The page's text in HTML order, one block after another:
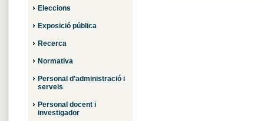
Eleccions
Exposició pública
Recerca
Normativa
Personal d'administració i
serveis
Personal docent i
investigador